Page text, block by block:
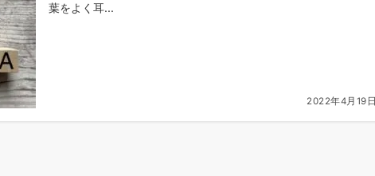
葉をよく耳...
2022年4月19日